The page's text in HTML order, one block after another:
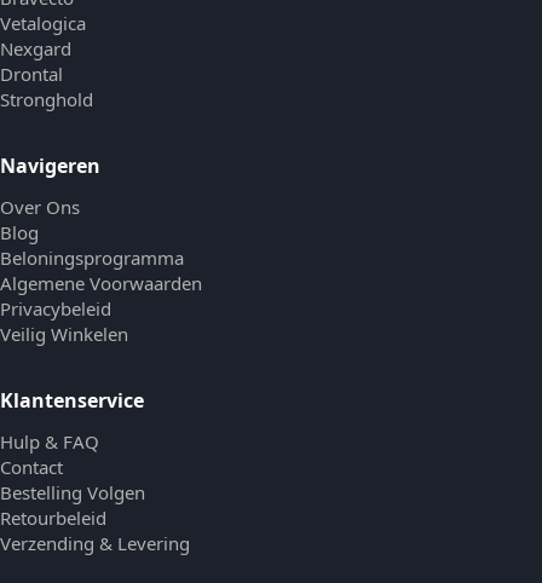
Vetalogica
Nexgard
Drontal
Stronghold
Navigeren
Over Ons
Blog
Beloningsprogramma
Algemene Voorwaarden
Privacybeleid
Veilig Winkelen
Klantenservice
Hulp & FAQ
Contact
Bestelling Volgen
Retourbeleid
Verzending & Levering